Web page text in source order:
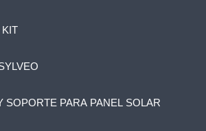
SOPORTE PARA PANEL SOLAR